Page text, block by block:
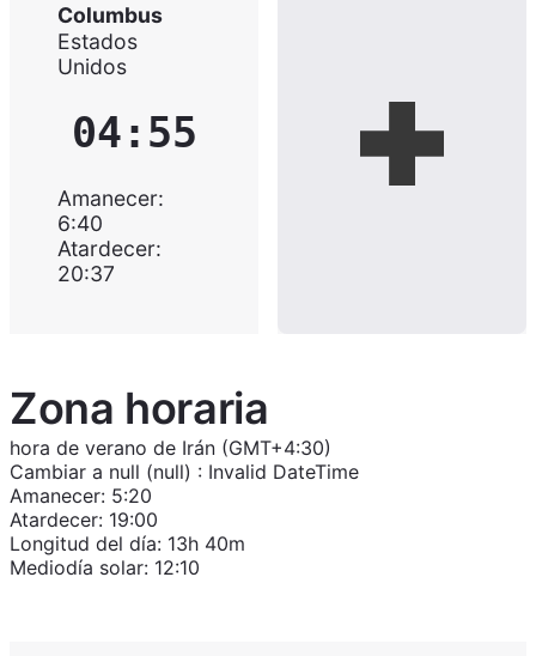
Columbus
Estados
Unidos
04:55
Amanecer:
6:40
Atardecer:
20:37
Zona horaria
hora de verano de Irán (GMT+4:30)
Cambiar a null (null) : Invalid DateTime
Amanecer: 5:20
Atardecer: 19:00
Longitud del día: 13h 40m
Mediodía solar: 12:10